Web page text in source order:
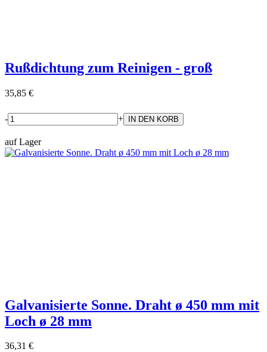
Rußdichtung zum Reinigen - groß
35,85 €
- +
auf Lager
Galvanisierte Sonne. Draht ø 450 mm mit
Loch ø 28 mm
36,31 €